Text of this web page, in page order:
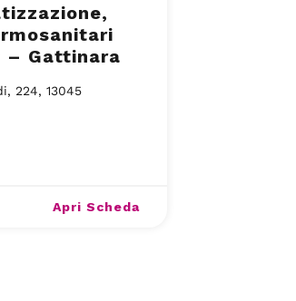
– Gattinara
224, 13045
Apri Scheda